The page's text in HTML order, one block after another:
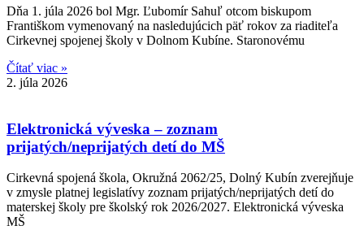
Dňa 1. júla 2026 bol Mgr. Ľubomír Sahuľ otcom biskupom
Františkom vymenovaný na nasledujúcich päť rokov za riaditeľa
Cirkevnej spojenej školy v Dolnom Kubíne. Staronovému
Čítať viac »
2. júla 2026
Elektronická výveska – zoznam
prijatých/neprijatých detí do MŠ
Cirkevná spojená škola, Okružná 2062/25, Dolný Kubín zverejňuje
v zmysle platnej legislatívy zoznam prijatých/neprijatých detí do
materskej školy pre školský rok 2026/2027. Elektronická výveska
MŠ